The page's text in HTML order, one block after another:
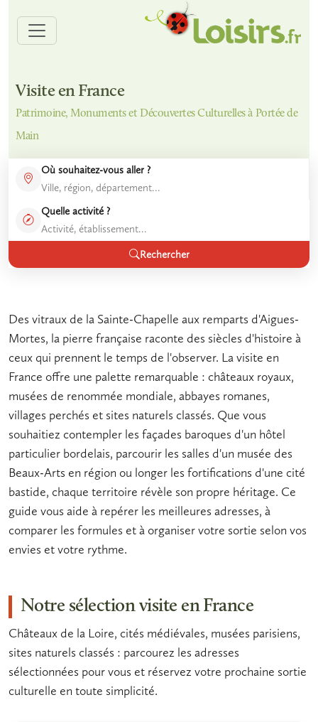
Visite en France
Patrimoine, Monuments et Découvertes Culturelles à Portée de
Main
Où souhaitez-vous aller ?
Quelle activité ?
Rechercher
Des vitraux de la Sainte-Chapelle aux remparts d'Aigues-
Mortes, la pierre française raconte des siècles d'histoire à
ceux qui prennent le temps de l'observer. Lavisite en
France offre une palette remarquable : châteaux royaux,
musées de renommée mondiale, abbayes romanes,
villages perchés et sites naturels classés. Que vous
souhaitiez contempler les façades baroques d'un hôtel
particulier bordelais, parcourir les salles d'un musée des
Beaux-Arts en région ou longer les fortifications d'une cité
bastide, chaque territoire révèle son propre héritage. Ce
guide vous aide à repérer les meilleures adresses, à
comparer les formules et à organiser votre sortie selon vos
envies et votre rythme.
Notre sélection visite en France
Châteaux de la Loire, cités médiévales, musées parisiens,
sites naturels classés : parcourez les adresses
sélectionnées pour vous et réservez votre prochaine sortie
culturelle en toute simplicité.